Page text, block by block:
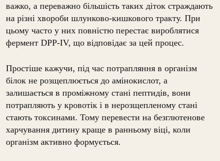
важко, а переважно більшість таких діток страждають
на різні хвороби шлунково-кишкового тракту. При
цьому часто у них повністю перестає вироблятися
фермент DPP-IV, що відповідає за цей процес.
Простіше кажучи, під час потрапляння в організм
білок не розщеплюється до амінокислот, а
залишається в проміжному стані пептидів, вони
потрапляють у кровотік і в нерозщепленому стані
стають токсинами. Тому перевести на безглютенове
харчування дитину краще в ранньому віці, коли
організм активно формується.